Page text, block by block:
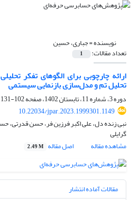
نویسنده =جباری، حسین
تعداد مقالات: 1
ارائه چارچوبی برای الگوهای تفکر
تحلیل تم و مدل‌سازی بازنمایی سیستمی
دوره 3، شماره 11، تابستان 1402، صفحه
102-131
10.22034/jpar.2023.1999301.1149
نبی زنده دل، علی اکبر فرزین فر، حسن قدرتی،
گرایلی
مشاهده مقاله
اصل مقاله 2.49 M
مقالات آماده انتشار